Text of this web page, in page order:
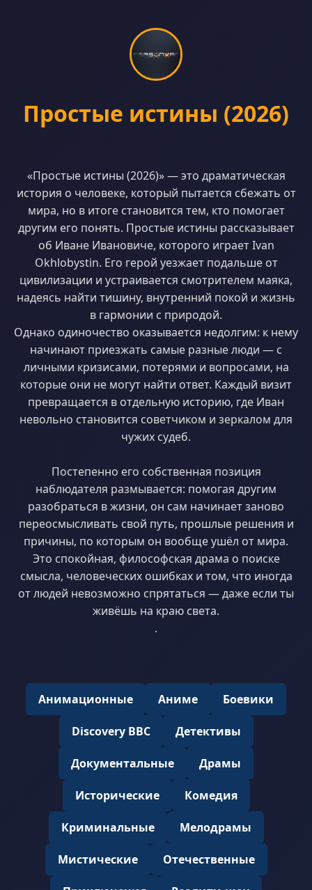
Простые истины (2026)
«Простые истины (2026)» — это драматическая
история о человеке, который пытается сбежать от
мира, но в итоге становится тем, кто помогает
другим его понять. Простые истины рассказывает
об Иване Ивановиче, которого играет Ivan
Okhlobystin. Его герой уезжает подальше от
цивилизации и устраивается смотрителем маяка,
надеясь найти тишину, внутренний покой и жизнь
в гармонии с природой.
Однако одиночество оказывается недолгим: к нему
начинают приезжать самые разные люди — с
личными кризисами, потерями и вопросами, на
которые они не могут найти ответ. Каждый визит
превращается в отдельную историю, где Иван
невольно становится советчиком и зеркалом для
чужих судеб.
Постепенно его собственная позиция
наблюдателя размывается: помогая другим
разобраться в жизни, он сам начинает заново
переосмысливать свой путь, прошлые решения и
причины, по которым он вообще ушёл от мира.
Это спокойная, философская драма о поиске
смысла, человеческих ошибках и том, что иногда
от людей невозможно спрятаться — даже если ты
живёшь на краю света.
.
Анимационные Аниме Боевики
Discovery BBC Детективы
Документальные Драмы
Исторические Комедия
Криминальные Мелодрамы
Мистические Отечественные